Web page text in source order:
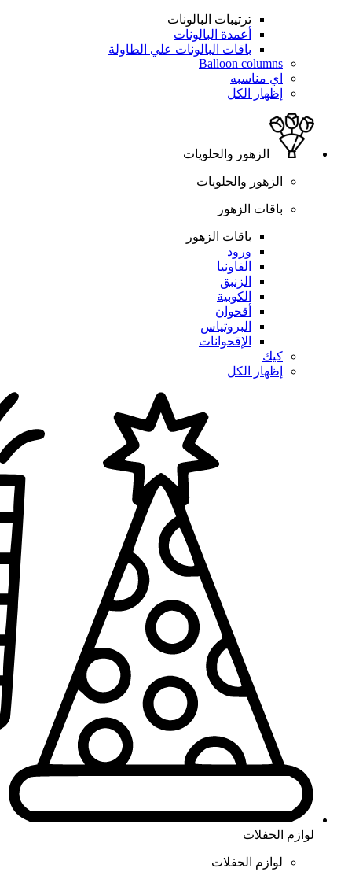
ترتيبات البالونات
أعمدة البالونات
باقات البالونات علي الطاولة
Balloon columns
اي مناسبه
إظهار الكل
الزهور والحلويات
الزهور والحلويات
باقات الزهور
باقات الزهور
ورود
الفاونيا
الزنبق
الكوبية
أقحوان
البروتياس
الإقحوانات
كيك
إظهار الكل
لوازم الحفلات
لوازم الحفلات